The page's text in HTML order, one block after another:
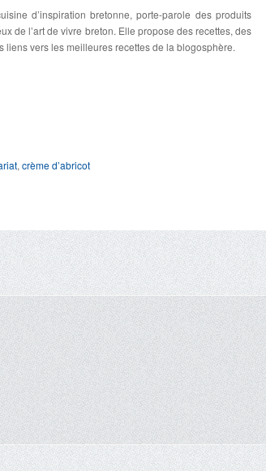
d’inspiration bretonne, porte-parole des produits
de l’art de vivre breton. Elle propose des recettes, des
vers les meilleures recettes de la blogosphère.
, crème d’abricot